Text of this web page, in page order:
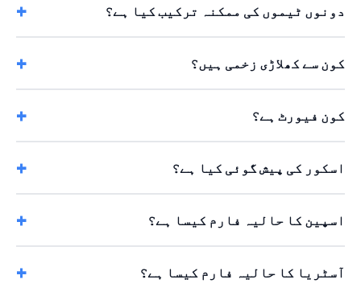
دونوں ٹیموں کی ممکنہ ترکیب کیا ہے؟
کون سے کھلاڑی زخمی ہیں؟
کون فیورٹ ہے؟
اسکور کی پیش گوئی کیا ہے؟
اسپین کا حالیہ فارم کیسا ہے؟
آسٹریا کا حالیہ فارم کیسا ہے؟